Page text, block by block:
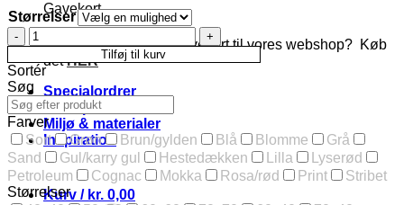
Gavekort
Ønsker du at give et gavekort til vores webshop? Køb
detHER
Specialordrer
Farveprøver
Miljø & materialer
Inspiration
Kurv / kr. 0,00
Størrelser
Pudebetræk
i
70%
uld
granitsand,
i
flere
str.
antal
Tilføj til kurv
Sortér
Søg
Farver
Sort
Grøn Brun/gylden Blå Blomme
Grå
Sand
Gul/karry gul Hestedækken Lilla
Lyserød
Petroleum
Cognac Mokka Rosa/rød Print
Stribet
Størrelser